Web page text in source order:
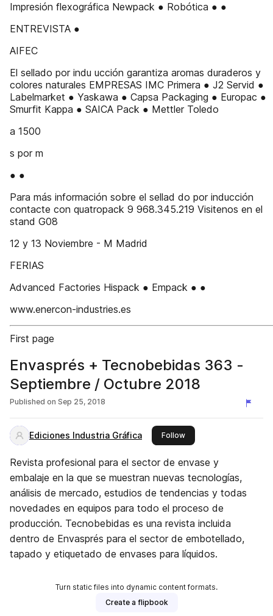
Impresión flexográfica Newpack ● Robótica ● ●
ENTREVISTA ●
AIFEC
El sellado por indu ucción garantiza aromas duraderos y
colores naturales EMPRESAS IMC Primera ● J2 Servid ●
Labelmarket ● Yaskawa ● Capsa Packaging ● Europac ●
Smurfit Kappa ● SAICA Pack ● Mettler Toledo
a 1500
s por m
● ●
Para más información sobre el sellad do por inducción
contacte con quatropack 9 968.345.219 Visitenos en el
stand G08
12 y 13 Noviembre - M Madrid
FERIAS
Advanced Factories Hispack ● Empack ● ●
www.enercon-industries.es
First page
Envasprés + Tecnobebidas 363 -
Septiembre / Octubre 2018
Published on Sep 25, 2018
Ediciones Industria Gráfica Followthis publisher
Revista profesional para el sector de envase y
embalaje en la que se muestran nuevas tecnologías,
análisis de mercado, estudios de tendencias y todas
novedades en equipos para todo el proceso de
producción. Tecnobebidas es una revista incluida
dentro de Envasprés para el sector de embotellado,
tapado y etiquetado de envases para líquidos.
Turn static files into dynamic content formats.
Create a flipbook